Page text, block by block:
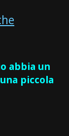
abbia un
piccola